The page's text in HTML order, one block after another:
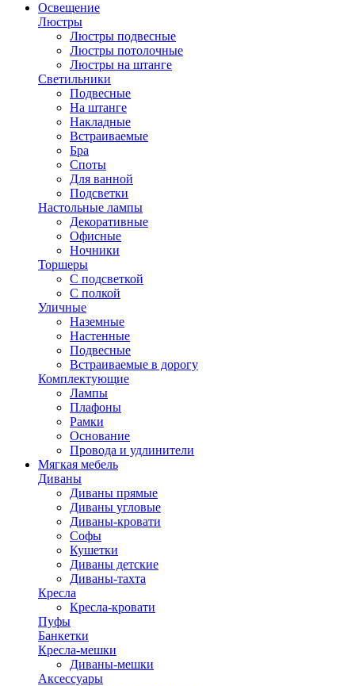
Освещение
Люстры
Люстры подвесные
Люстры потолочные
Люстры на штанге
Светильники
Подвесные
На штанге
Накладные
Встраиваемые
Бра
Споты
Для ванной
Подсветки
Настольные лампы
Декоративные
Офисные
Ночники
Торшеры
С подсветкой
С полкой
Уличные
Наземные
Настенные
Подвесные
Встраиваемые в дорогу
Комплектующие
Лампы
Плафоны
Рамки
Основание
Провода и удлинители
Мягкая мебель
Диваны
Диваны прямые
Диваны угловые
Диваны-кровати
Софы
Кушетки
Диваны детские
Диваны-тахта
Кресла
Кресла-кровати
Пуфы
Банкетки
Кресла-мешки
Диваны-мешки
Аксессуары